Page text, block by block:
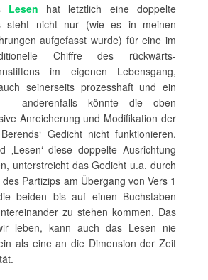
Lesen hat letztlich eine doppelte
steht nicht nur (wie es in meinen
aufgefasst wurde) für eine im
Chiffre des rückwärts-
im eigenen Lebensgang,
seinerseits prozesshaft und ein
– anderenfalls könnte die oben
Anreicherung und Modifikation der
Gedicht nicht funktionieren.
‚Lesen‘ diese doppelte Ausrichtung
unterstreicht das Gedicht u.a. durch
Partizips am Übergang von Vers 1
beiden bis auf einen Buchstaben
zu stehen kommen. Das
leben, kann auch das Lesen nie
als eine an die Dimension der Zeit